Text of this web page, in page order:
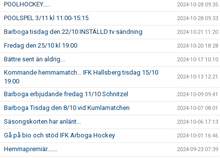
POOLHOCKEY..... 2024-10-28 09:35
POOLSPEL 3/11 kl 11:00-15:15 2024-10-28 09:33
Barboga tisdag den 22/10 INSTÄLLD tv sändning 2024-10-21 11:20
Fredag den 25/10 kl 19.00 2024-10-20 18:28
Bättre sent än aldrig... 2024-10-17 10:10
Kommande hemmamatch... IFK Hallsberg tisdag 15/10
19.00
2024-10-13 12:21
Barboga erbjudande fredag 11/10 Schnitzel 2024-10-09 09:41
Barboga Tisdag den 8/10 vid Kumlamatchen 2024-10-07 08:01
Säsongskorten har anlänt... 2024-10-06 17:13
Gå på bio och stöd IFK Arboga Hockey 2024-10-01 16:46
Hemmapremiär....... 2024-09-23 07:39